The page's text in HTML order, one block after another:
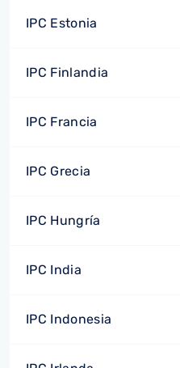
IPC Estonia
IPC Finlandia
IPC Francia
IPC Grecia
IPC Hungría
IPC India
IPC Indonesia